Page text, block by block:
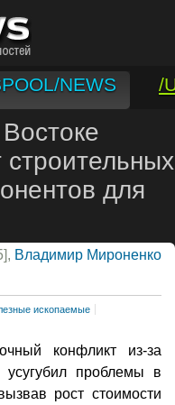
NEWS
/
для
Владимир Мироненко
ископаемые
конфликт из-за
усугубил проблемы в
рост стоимости